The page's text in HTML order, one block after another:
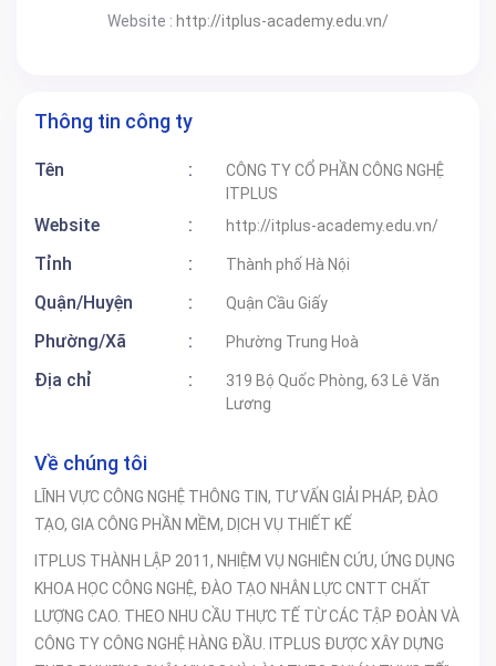
Website : http://itplus-academy.edu.vn/
Thông tin công ty
Tên :
CÔNG TY CỔ PHẦN CÔNG NGHỆ
ITPLUS
Website : http://itplus-academy.edu.vn/
Tỉnh : Thành phố Hà Nội
Quận/Huyện : Quận Cầu Giấy
Phường/Xã : Phường Trung Hoà
Địa chỉ :
319 Bộ Quốc Phòng, 63 Lê Văn
Lương
Về chúng tôi
LĨNH VỰC CÔNG NGHỆ THÔNG TIN, TƯ VẤN GIẢI PHÁP, ĐÀO
TẠO, GIA CÔNG PHẦN MỀM, DỊCH VỤ THIẾT KẾ
ITPLUS THÀNH LẬP 2011, NHIỆM VỤ NGHIÊN CỨU, ỨNG DỤNG
KHOA HỌC CÔNG NGHỆ, ĐÀO TẠO NHÂN LỰC CNTT CHẤT
LƯỢNG CAO. THEO NHU CẦU THỰC TẾ TỪ CÁC TẬP ĐOÀN VÀ
CÔNG TY CÔNG NGHỆ HÀNG ĐẦU. ITPLUS ĐƯỢC XÂY DỰNG